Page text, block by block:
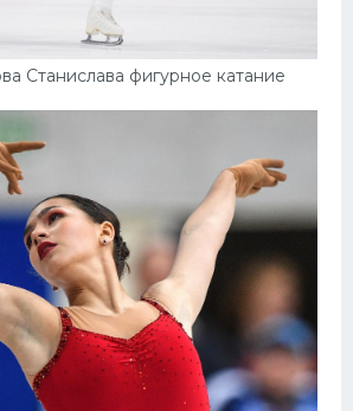
Станислава фигурное катание